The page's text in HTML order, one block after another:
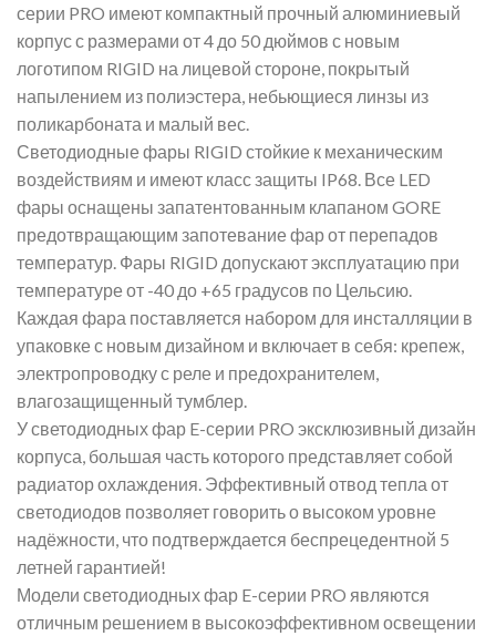
серии PRO имеют компактный прочный алюминиевый
корпус с размерами от 4 до 50 дюймов с новым
логотипом RIGID на лицевой стороне, покрытый
напылением из полиэстера, небьющиеся линзы из
поликарбоната и малый вес.
Светодиодные фары RIGID стойкие к механическим
воздействиям и имеют класс защиты IP68. Все LED
фары оснащены запатентованным клапаном GORE
предотвращающим запотевание фар от перепадов
температур. Фары RIGID допускают эксплуатацию при
температуре от -40 до +65 градусов по Цельсию.
Каждая фара поставляется набором для инсталляции в
упаковке с новым дизайном и включает в себя: крепеж,
электропроводку с реле и предохранителем,
влагозащищенный тумблер.
У светодиодных фар E-серии PRO эксклюзивный дизайн
корпуса, большая часть которого представляет собой
радиатор охлаждения. Эффективный отвод тепла от
светодиодов позволяет говорить о высоком уровне
надёжности, что подтверждается беспрецедентной 5
летней гарантией!
Модели светодиодных фар E-серии PRO являются
отличным решением в высокоэффективном освещении